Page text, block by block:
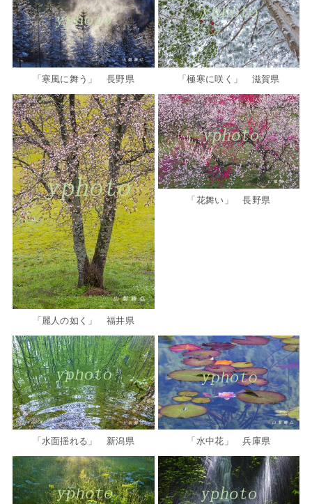
「寒風に舞う」 長野県 「極寒に咲く」 滋賀県
「麗人の如く」 福井県
「花舞い」 長野県
「水面揺れる」 新潟県 「水中花」 兵庫県